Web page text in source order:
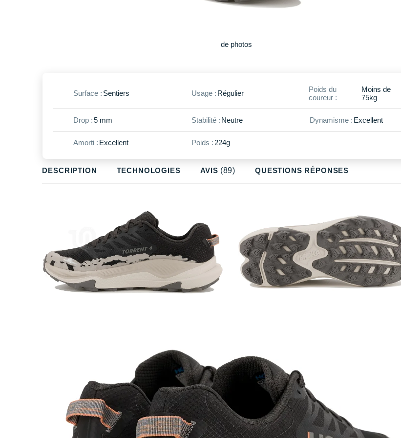
DESCRIPTION TECHNOLOGIES AVIS (89) QUESTIONS RÉPONSES
Surface : Sentiers Usage : Régulier
Poids du
coureur :
Moins de
75kg
Drop :5 mm Stabilité : Neutre Dynamisme : Excellent
Amorti : Excellent Poids : 224g
Plus
de photos